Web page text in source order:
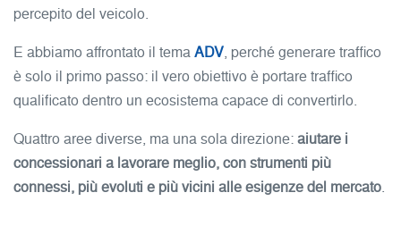
percepito del veicolo.
E abbiamo affrontato il temaADV, perché generare traffico
è solo il primo passo: il vero obiettivo è portare traffico
qualificato dentro un ecosistema capace di convertirlo.
Quattro aree diverse, ma una sola direzione:aiutare i
concessionari a lavorare meglio, con strumenti più
connessi, più evoluti e più vicini alle esigenze del mercato.